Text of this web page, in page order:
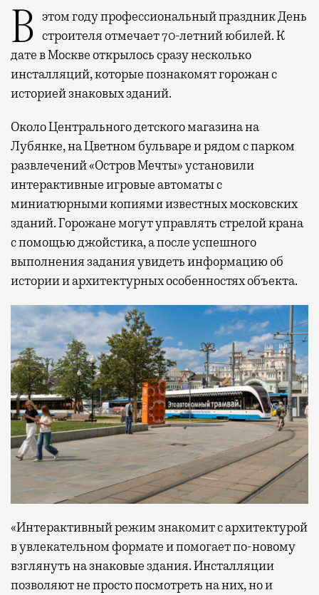
В этом году профессиональный праздник День строителя отмечает 70-летний юбилей. К
дате в Москве открылось сразу несколько
инсталляций, которые познакомят горожан с
историей знаковых зданий.
Около Центрального детского магазина на
Лубянке, на Цветном бульваре и рядом с парком
развлечений «Остров Мечты» установили
интерактивные игровые автоматы с
миниатюрными копиями известных московских
зданий. Горожане могут управлять стрелой крана
с помощью джойстика, а после успешного
выполнения задания увидеть информацию об
истории и архитектурных особенностях объекта.
«Интерактивный режим знакомит с архитектурой
в увлекательном формате и помогает по-новому
взглянуть на знаковые здания. Инсталляции
позволяют не просто посмотреть на них, но и